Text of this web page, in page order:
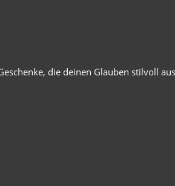
die deinen Glauben stilvoll